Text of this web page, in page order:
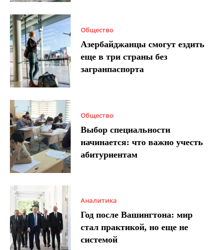
Общество
Азербайджанцы смогут ездить
еще в три страны без
загранпаспорта
Общество
Выбор специальности
начинается: что важно учесть
абитуриентам
Аналитика
Год после Вашингтона: мир
стал практикой, но еще не
системой